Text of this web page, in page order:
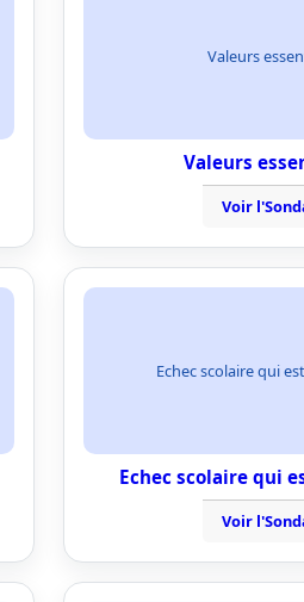
Valeurs
Valeurs
Voir
Echec scolaire qui
Echec scolaire qui
Voir